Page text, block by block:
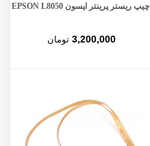
چیپ ریستر پرینتر اپسون EPSON L8050
3,200,000 تومان